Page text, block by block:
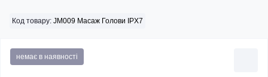
Код товару: JM009 Масаж Голови IPX7
немає в наявності